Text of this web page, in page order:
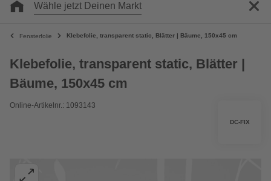
Wähle jetzt Deinen Markt
Fensterfolie Klebefolie, transparent static, Blätter | Bäume, 150x45 cm
Klebefolie, transparent static, Blätter |
Bäume, 150x45 cm
Online-Artikelnr.: 1093143
DC-FIX